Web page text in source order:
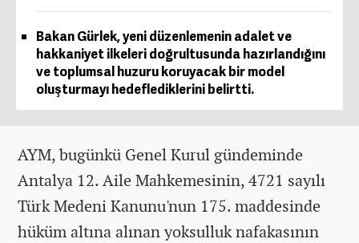
Bakan Gürlek, yeni düzenlemenin adalet ve
hakkaniyet ilkeleri doğrultusunda hazırlandığını
ve toplumsal huzuru koruyacak bir model
oluşturmayı hedeflediklerini belirtti.
AYM, bugünkü Genel Kurul gündeminde
Antalya 12. Aile Mahkemesinin, 4721 sayılı
Türk Medeni Kanunu'nun 175. maddesinde
hüküm altına alınan yoksulluk nafakasının